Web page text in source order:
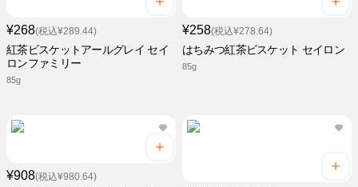
¥268(税込¥289.44)
紅茶ビスケットアールグレイ セイ
ロンファミリー
85g
¥258(税込¥278.64)
はちみつ紅茶ビスケット セイロン
85g
¥908(税込¥980.64)